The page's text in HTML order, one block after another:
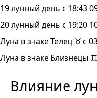
19 лунный день с 18:43
20 лунный день с 19:20
Луна в знаке Телец ♉ с
Луна в знаке Близнецы
Влияние